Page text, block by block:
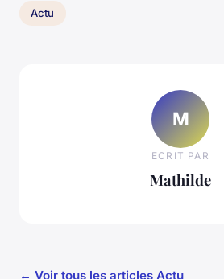
Actu
M
ECRIT PAR
Mathilde
← Voir tous les articles Actu